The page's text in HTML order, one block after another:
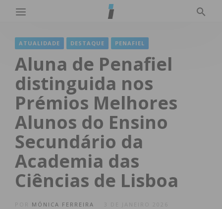
ATUALIDADE DESTAQUE PENAFIEL
Aluna de Penafiel
distinguida nos
Prémios Melhores
Alunos do Ensino
Secundário da
Academia das
Ciências de Lisboa
MÓNICA FERREIRA 3 DE JANEIRO 2026